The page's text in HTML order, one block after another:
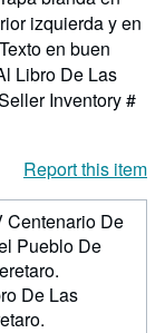
izquierda y en
en buen
Libro De Las
Inventory #
Report this item
Centenario De
Pueblo De
De Las